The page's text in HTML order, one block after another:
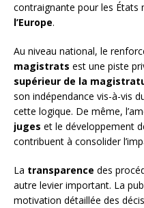
contraignante pour les États
l’Europe.
Au niveau national, le
magistrats est une piste
supérieur de la
son indépendance vis-à-vis
cette logique. De même,
juges et le développement
contribuent à consolider
La transparence des
autre levier important. La
motivation détaillée des